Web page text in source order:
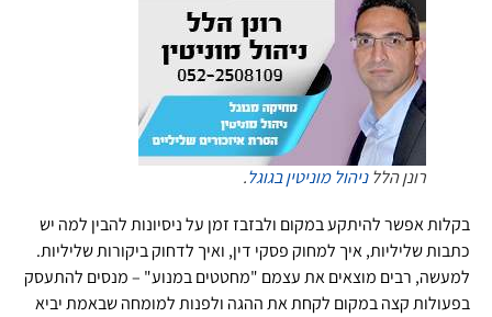
רונן הללניהול מוניטין בגוגל.
בקלות אפשר להיתקע במקום ולבזבז זמן על ניסיונות להבין למה יש
כתבות שליליות, איך למחוק פסקי דין, ואיך לדחוק ביקורות שליליות.
למעשה, רבים מוצאים את עצמם "מחטטים במנוע" – מנסים להתעסק
בפעולות קצה במקום לקחת את ההגה ולפנות למומחה שבאמת יביא